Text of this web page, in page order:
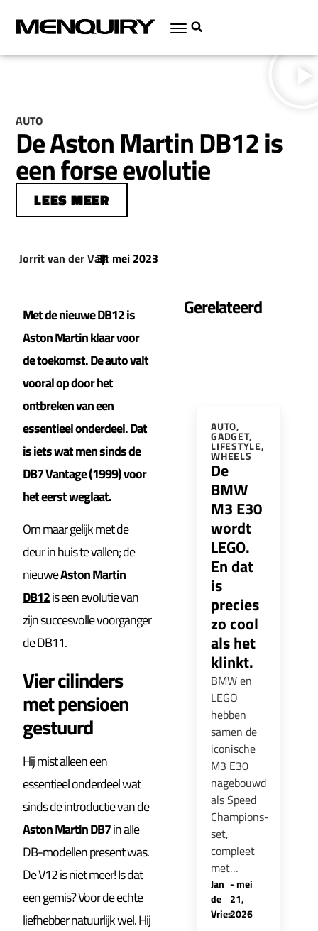
AUTO
De Aston Martin DB12 is
een forse evolutie
LEES MEER
Jorrit van der Valk
|
31 mei 2023
Met de nieuwe DB12 is
Aston Martin klaar voor
de toekomst. De auto valt
vooral op door het
ontbreken van een
essentieel onderdeel. Dat
is iets wat men sinds de
DB7 Vantage (1999) voor
het eerst weglaat.
Om maar gelijk met de
deur in huis te vallen; de
nieuweAston Martin
DB12is een evolutie van
zijn succesvolle voorganger
de DB11.
Vier cilinders
met pensioen
gestuurd
Hij mist alleen een
essentieel onderdeel wat
sinds de introductie van de
Aston Martin DB7in alle
DB-modellen present was.
De V12 is niet meer! Is dat
een gemis? Voor de echte
liefhebber natuurlijk wel. Hij
Gerelateerd
AUTO,
GADGET,
LIFESTYLE,
WHEELS
De
BMW
M3 E30
wordt
LEGO.
En dat
is
precies
zo cool
als het
klinkt.
BMW en
LEGO
hebben
samen de
iconische
M3 E30
nagebouwd
als Speed
Champions-
set,
compleet
met…
Jan
de
Vries
-mei
21,
2026